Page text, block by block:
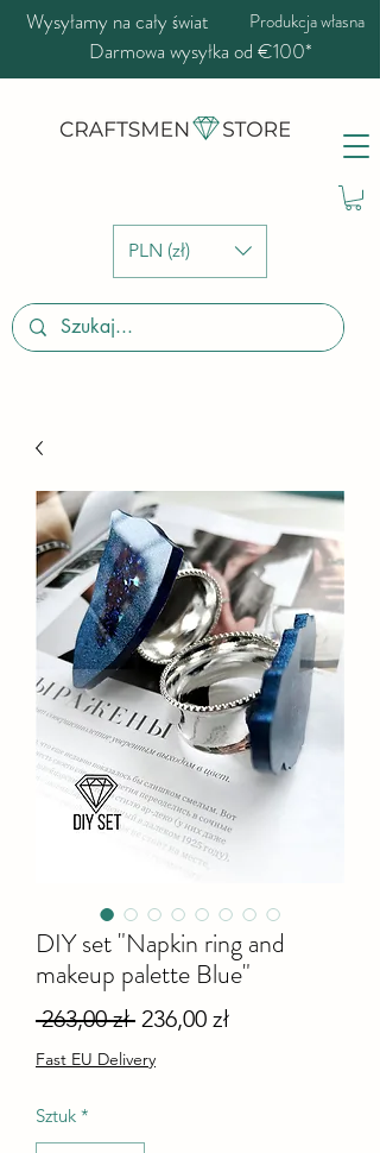
PLN (zł)
Wysyłamy na cały świat Produkcja własna
Darmowa wysyłka od €100*
DIY set "Napkin ring and
makeup palette Blue"
263,00 zł Regularna
cena
236,00 złCena
Fast EU Delivery
Sztuk *